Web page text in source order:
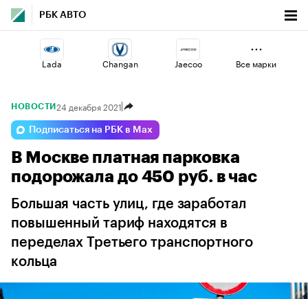
РБК АВТО
Lada Changan Jaecoo
Omoda Haval
Esteo Voyah Volga
Все марки
НОВОСТИ 24 декабря 2021
Подписаться на РБК в Max
В Москве платная парковка
подорожала до 450 руб. в час
Большая часть улиц, где заработал
повышенный тариф находятся в
переделах Третьего транспортного
кольца